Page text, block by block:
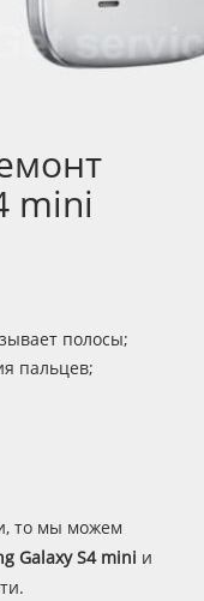
mini
полосы;
пальцев;
то мы можем
Galaxy S4 mini и